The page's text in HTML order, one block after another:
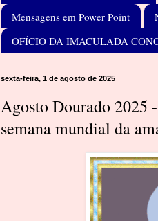
Mensagens em Power Point
OFÍCIO DA IMACULADA
sexta-feira, 1 de agosto de 2025
Agosto Dourado 2025
semana mundial da